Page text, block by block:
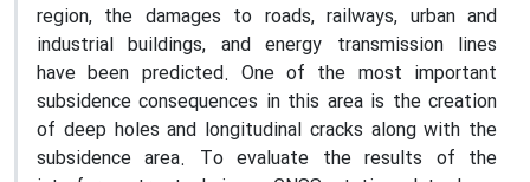
region, the damages to roads, railways, urban and
industrial buildings, and energy transmission lines
have been predicted. One of the most important
subsidence consequences in this area is the creation
of deep holes and longitudinal cracks along with the
subsidence area. To evaluate the results of the